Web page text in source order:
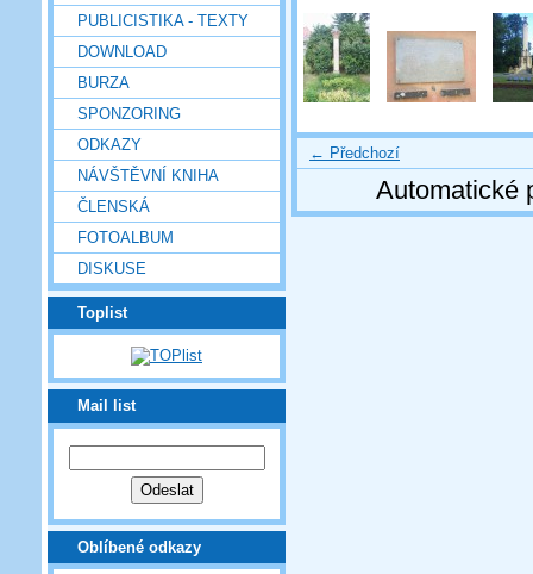
PUBLICISTIKA - TEXTY
DOWNLOAD
BURZA
SPONZORING
ODKAZY
NÁVŠTĚVNÍ KNIHA
ČLENSKÁ
FOTOALBUM
DISKUSE
Toplist
Mail list
Oblíbené odkazy
← Předchozí
Automatické